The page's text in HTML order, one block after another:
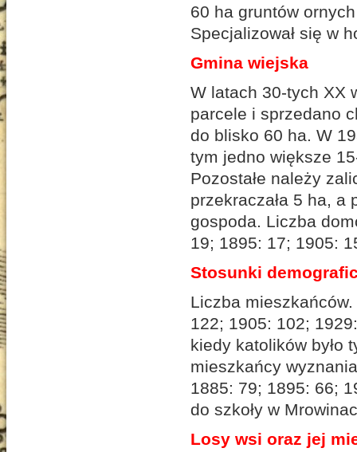
60 ha gruntów
Specjalizował się w
Gmina wiejska
W latach 30-tych XX
parcele i sprzedano
do blisko 60 ha. W
tym jedno większe
Pozostałe należy
przekraczała 5 ha, a
gospoda. Liczba
19; 1895: 17; 1905:
Stosunki
Liczba
122; 1905: 102;
kiedy katolików było
mieszkańcy
1885: 79; 1895: 66;
do szkoły w
Losy wsi oraz jej